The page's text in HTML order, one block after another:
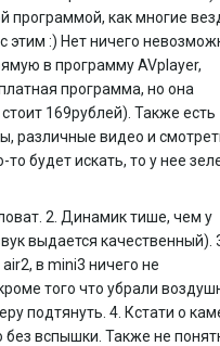
программой, как многие
этим :) Нет ничего
в программу AVplayer,
программа, но она
169рублей). Также есть
различные видео и
будет искать, то у нее
2. Динамик тише, чем у
выдается качественный).
в mini3 ничего не
того что убрали
подтянуть. 4. Кстати о
без вспышки. Также не